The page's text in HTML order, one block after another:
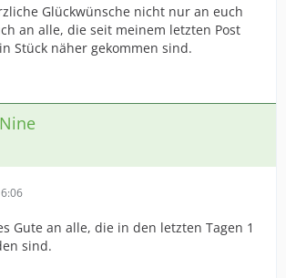
Glückwünsche nicht nur an euch
an alle, die seit meinem letzten Post
Stück näher gekommen sind.
Gute an alle, die in den letzten Tagen 1
sind.